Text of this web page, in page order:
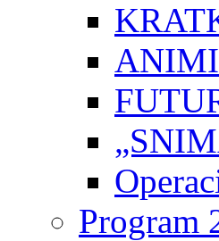
Program